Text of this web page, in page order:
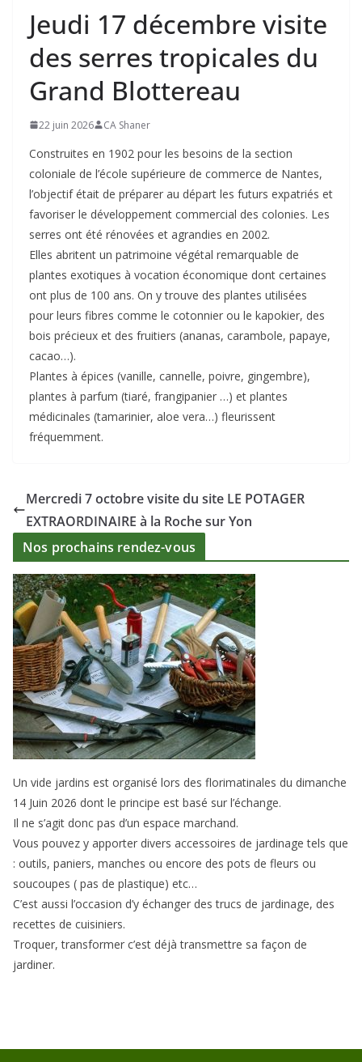
Jeudi 17 décembre visite
des serres tropicales du
Grand Blottereau
22 juin 2026 CA Shaner
Construites en 1902 pour les besoins de la section
coloniale de l’école supérieure de commerce de Nantes,
l’objectif était de préparer au départ les futurs expatriés et
favoriser le développement commercial des colonies. Les
serres ont été rénovées et agrandies en 2002.
Elles abritent un patrimoine végétal remarquable de
plantes exotiques à vocation économique dont certaines
ont plus de 100 ans. On y trouve des plantes utilisées
pour leurs fibres comme le cotonnier ou le kapokier, des
bois précieux et des fruitiers (ananas, carambole, papaye,
cacao…).
Plantes à épices (vanille, cannelle, poivre, gingembre),
plantes à parfum (tiaré, frangipanier …) et plantes
médicinales (tamarinier, aloe vera…) fleurissent
fréquemment.
Mercredi 7 octobre visite du site LE POTAGER
EXTRAORDINAIRE à la Roche sur Yon
Nos prochains rendez-vous
Un vide jardins est organisé lors des florimatinales du dimanche
14 Juin 2026 dont le principe est basé sur l’échange.
Il ne s’agit donc pas d’un espace marchand.
Vous pouvez y apporter divers accessoires de jardinage tels que
: outils, paniers, manches ou encore des pots de fleurs ou
soucoupes ( pas de plastique) etc…
C’est aussi l’occasion d’y échanger des trucs de jardinage, des
recettes de cuisiniers.
Troquer, transformer c’est déjà transmettre sa façon de
jardiner.